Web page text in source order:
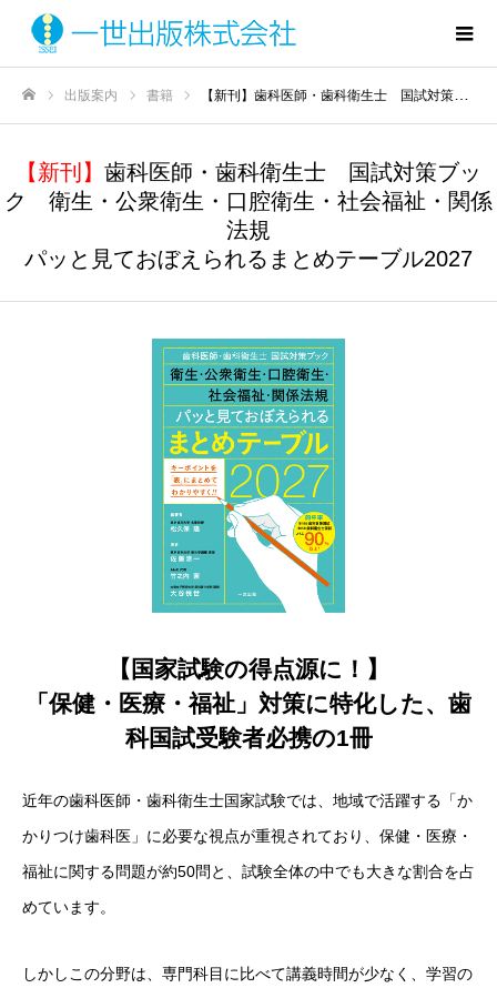
出版案内 書籍 【新刊】歯科医師・歯科衛生士 国試対策ブック 衛生・公衆衛生・口腔衛生・社会福祉・関係法規パッと見ておぼえられるまとめテーブル2027
【新刊】 歯科医師・歯科衛生士 国試対策ブッ
ク 衛生・公衆衛生・口腔衛生・社会福祉・関係
法規
パッと見ておぼえられるまとめテーブル2027
【国家試験の得点源に！】
「保健・医療・福祉」対策に特化した、歯
科国試受験者必携の1冊
近年の歯科医師・歯科衛生士国家試験では、地域で活躍する「か
かりつけ歯科医」に必要な視点が重視されており、保健・医療・
福祉に関する問題が約50問と、試験全体の中でも大きな割合を占
めています。
しかしこの分野は、専門科目に比べて講義時間が少なく、学習の